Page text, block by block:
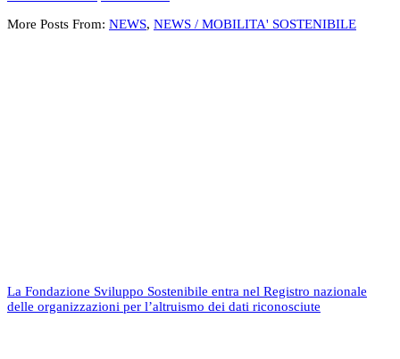
More Posts From: NEWS, NEWS / MOBILITA' SOSTENIBILE
La Fondazione Sviluppo Sostenibile entra nel Registro nazionale
delle organizzazioni per l’altruismo dei dati riconosciute